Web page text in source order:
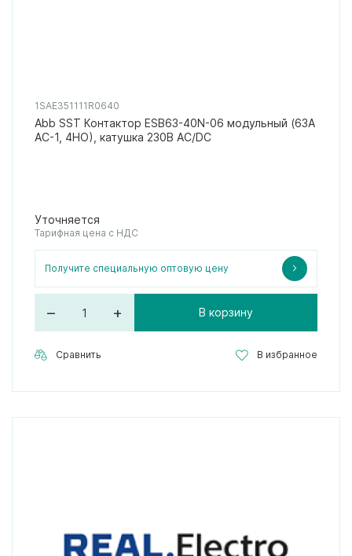
1SAE351111R0640
Abb SST Контактор ESB63-40N-06 модульный (63А
АС-1, 4НО), катушка 230В AC/DC
Уточняется
Тарифная цена с НДС
Получите специальную оптовую цену
– + В корзину
Сравнить В избранное